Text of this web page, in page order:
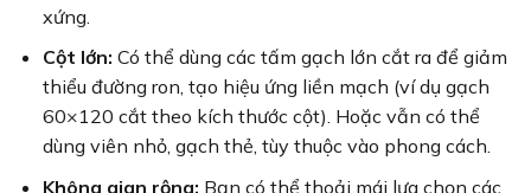
xứng.
Cột lớn: Có thể dùng các tấm gạch lớn cắt ra để giảm
thiểu đường ron, tạo hiệu ứng liền mạch (ví dụ gạch
60×120 cắt theo kích thước cột). Hoặc vẫn có thể
dùng viên nhỏ, gạch thẻ, tùy thuộc vào phong cách.
Không gian rộng: Bạn có thể thoải mái lựa chọn các